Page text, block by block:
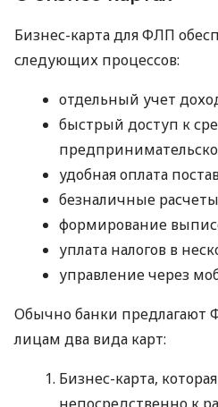
Бизнес-карта для ФЛП
следующих процессов:
отдельный учет
быстрый доступ к
удобная оплата
безналичные
формирование
уплата налогов в
управление через
Обычно банки
лицам два вида карт:
Бизнес-карта,